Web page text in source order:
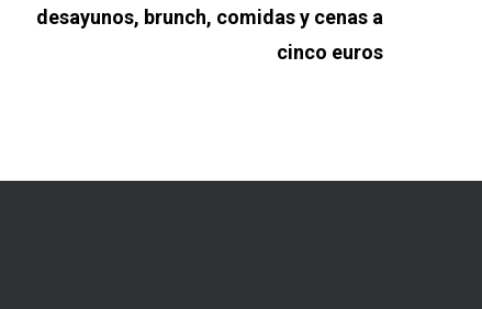
desayunos, brunch, comidas y cenas a
cinco euros